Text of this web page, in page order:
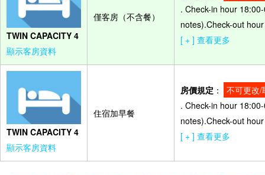
TWIN CAPACITY 4
顯示客房資料
僅客房（不含餐）
. Check-in hour
notes).Check-out
[ + ] 查看更多
TWIN CAPACITY 4
顯示客房資料
住宿加早餐
房價規定 ：
不可更改/
. Check-in hour
notes).Check-out
[ + ] 查看更多